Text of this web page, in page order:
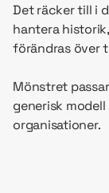
Det räcker till i
hantera
förändras över
Mönstret
generisk
organisationer.